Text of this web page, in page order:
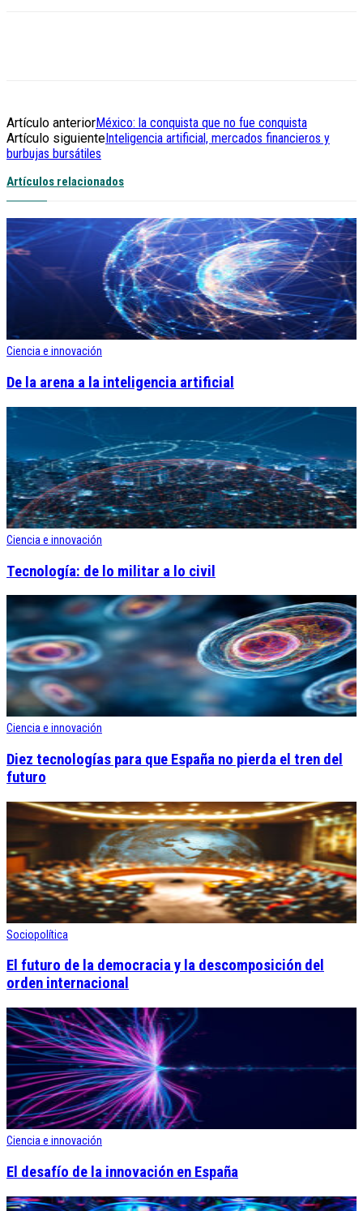
Artículo anteriorMéxico: la conquista que no fue conquista
Artículo siguiente Inteligencia artificial, mercados financieros y
burbujas bursátiles
Artículos relacionados
Ciencia e innovación
De la arena a la inteligencia artificial
Ciencia e innovación
Tecnología: de lo militar a lo civil
Ciencia e innovación
Diez tecnologías para que España no pierda el tren del
futuro
Sociopolítica
El futuro de la democracia y la descomposición del
orden internacional
Ciencia e innovación
El desafío de la innovación en España